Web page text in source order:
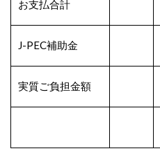
お支払合計
J-PEC補助金
実質ご負担金額